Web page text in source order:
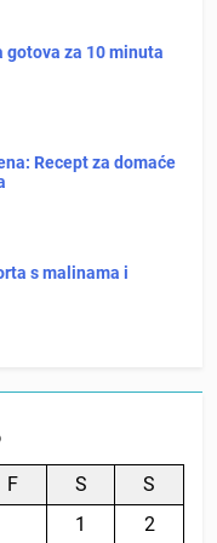
za 10 minuta
Recept za domaće
s malinama i
F S
S
1
2